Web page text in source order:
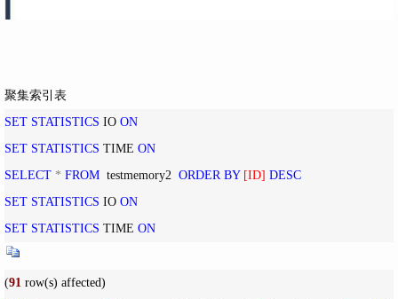
聚集索引表
SET STATISTICS IO ON
SET STATISTICS TIME ON
SELECT * FROM
  testmemory2
ORDER BY [ID] DESC
SET STATISTICS IO ON
SET STATISTICS TIME ON
(91